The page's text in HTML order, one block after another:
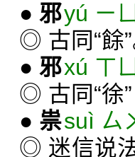
● 邪yú ㄧ
◎ 古同“餘”
● 邪xú ㄒ
◎ 古同“徐”
● 祟suì ㄙ
◎ 迷信说